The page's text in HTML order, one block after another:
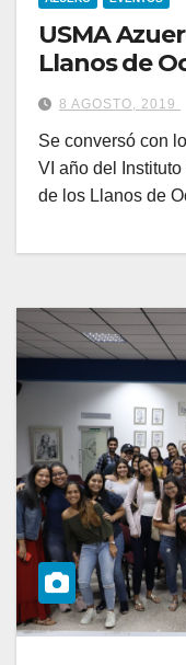
USMA
Llanos de
8 AGOSTO, 2019
Se conversó con
VI año del
de los Llanos de